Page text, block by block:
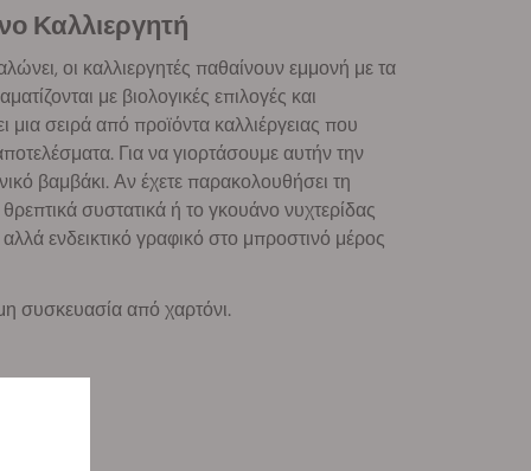
Καλλιεργητή
οι καλλιεργητές παθαίνουν εμμονή με τα
με βιολογικές επιλογές και
σειρά από προϊόντα καλλιέργειας που
Για να γιορτάσουμε αυτήν την
βαμβάκι. Αν έχετε παρακολουθήσει τη
συστατικά ή το γκουάνο νυχτερίδας
ενδεικτικό γραφικό στο μπροστινό μέρος
συσκευασία από χαρτόνι.